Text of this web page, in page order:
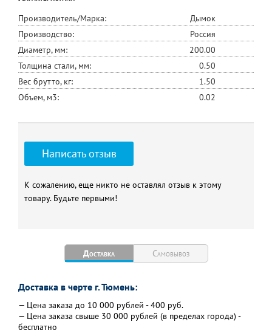
Производитель/Марка:
Дымок
Производство:
Россия
Диаметр, мм:
200.00
Толщина стали, мм:
0.50
Вес брутто, кг:
1.50
Объем, м3:
0.02
Написать отзыв
К сожалению, еще никто не оставлял отзыв к этому
товару. Будьте первыми!
Доставка Самовывоз
Доставка в черте г. Тюмень:
— Цена заказа до 10 000 рублей - 400 руб.
— Цена заказа свыше 30 000 рублей (в пределах города) -
бесплатно